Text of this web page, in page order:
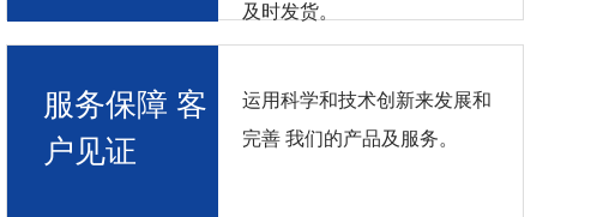
及时发货。
服务保障 客
户见证
运用科学和技术创新来发展和
完善 我们的产品及服务。